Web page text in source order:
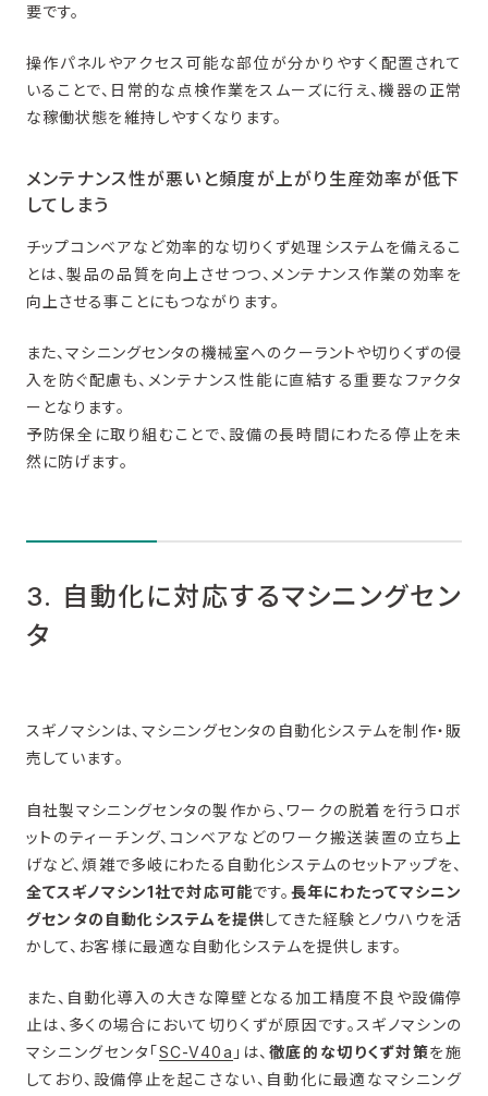
要です。
操作パネルやアクセス可能な部位が分かりやすく配置されて
いることで、日常的な点検作業をスムーズに行え、機器の正常
な稼働状態を維持しやすくなります。
メンテナンス性が悪いと頻度が上がり生産効率が低下
してしまう
チップコンベアなど効率的な切りくず処理システムを備えるこ
とは、製品の品質を向上させつつ、メンテナンス作業の効率を
向上させる事ことにもつながります。
また、マシニングセンタの機械室へのクーラントや切りくずの侵
入を防ぐ配慮も、メンテナンス性能に直結する重要なファクタ
ーとなります。
予防保全に取り組むことで、設備の長時間にわたる停止を未
然に防げます。
3. 自動化に対応するマシニングセン
タ
スギノマシンは、マシニングセンタの自動化システムを制作・販
売しています。
自社製マシニングセンタの製作から、ワークの脱着を行うロボ
ットのティーチング、コンベアなどのワーク搬送装置の立ち上
げなど、煩雑で多岐にわたる自動化システムのセットアップを、
全てスギノマシン1社で対応可能です。 長年にわたってマシニン
グセンタの自動化システムを提供してきた経験とノウハウを活
かして、お客様に最適な自動化システムを提供します。
また、自動化導入の大きな障壁となる加工精度不良や設備停
止は、多くの場合において切りくずが原因です。スギノマシンの
マシニングセンタ「SC-V40a 」は、 徹底的な切りくず対策を施
しており、設備停止を起こさない、自動化に最適なマシニング